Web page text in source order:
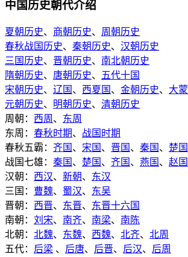
中国历史朝代介绍
夏朝历史、 商朝历史、 周朝历史
春秋战国历史、 秦朝历史、 汉朝历史
三国历史、 晋朝历史、 南北朝历史
隋朝历史、 唐朝历史、
五代十国
宋朝历史、 辽国 、 西夏国 、 金朝历史、 大
元朝历史、 明朝历史、 清朝历史
周朝： 西周 、 东周
东周： 春秋时期、 战国时期
春秋五霸： 齐国 、 宋国 、 晋国 、 秦国 、 楚国
战国七雄： 秦国 、 楚国 、 齐国 、 燕国 、 赵国
汉朝： 西汉、 新朝、 东汉
三国： 曹魏、 蜀汉、 东吴
晋朝： 西晋、 东晋、 东晋十六国
南朝： 刘宋、 南齐、 南梁、 南陈
北朝： 北魏、 东魏、 西魏、 北齐、 北周
五代： 后梁 、 后唐、 后晋、 后汉、 后周